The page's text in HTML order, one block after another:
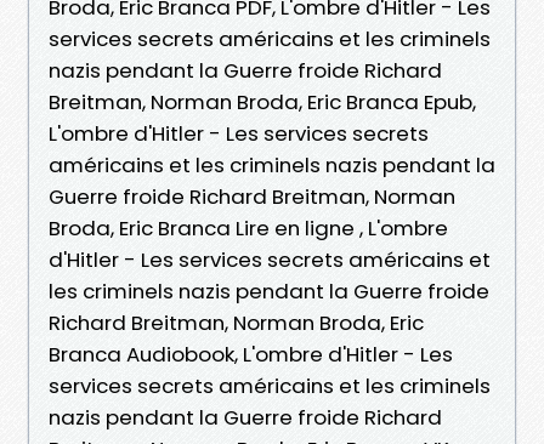
Broda, Eric Branca PDF, L'ombre d'Hitler - Les
services secrets américains et les criminels
nazis pendant la Guerre froide Richard
Breitman, Norman Broda, Eric Branca Epub,
L'ombre d'Hitler - Les services secrets
américains et les criminels nazis pendant la
Guerre froide Richard Breitman, Norman
Broda, Eric Branca Lire en ligne , L'ombre
d'Hitler - Les services secrets américains et
les criminels nazis pendant la Guerre froide
Richard Breitman, Norman Broda, Eric
Branca Audiobook, L'ombre d'Hitler - Les
services secrets américains et les criminels
nazis pendant la Guerre froide Richard